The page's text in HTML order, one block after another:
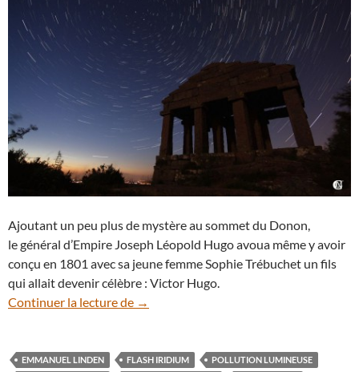
Ajoutant un peu plus de mystère au sommet du Donon,
le général d’Empire Joseph Léopold Hugo avoua même y avoir
conçu en 1801 avec sa jeune femme Sophie Trébuchet un fils
qui allait devenir célèbre : Victor Hugo.
Continuer la lecture de
Rotation d’étoiles derrière le temple du
→
EMMANUEL LINDEN FLASH IRIDIUM
POLLUTION LUMINEUSE